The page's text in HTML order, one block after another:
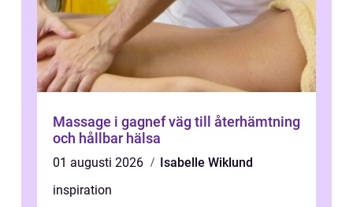
Massage i gagnef väg till återhämtning
och hållbar hälsa
01 augusti 2026
Isabelle Wiklund
inspiration